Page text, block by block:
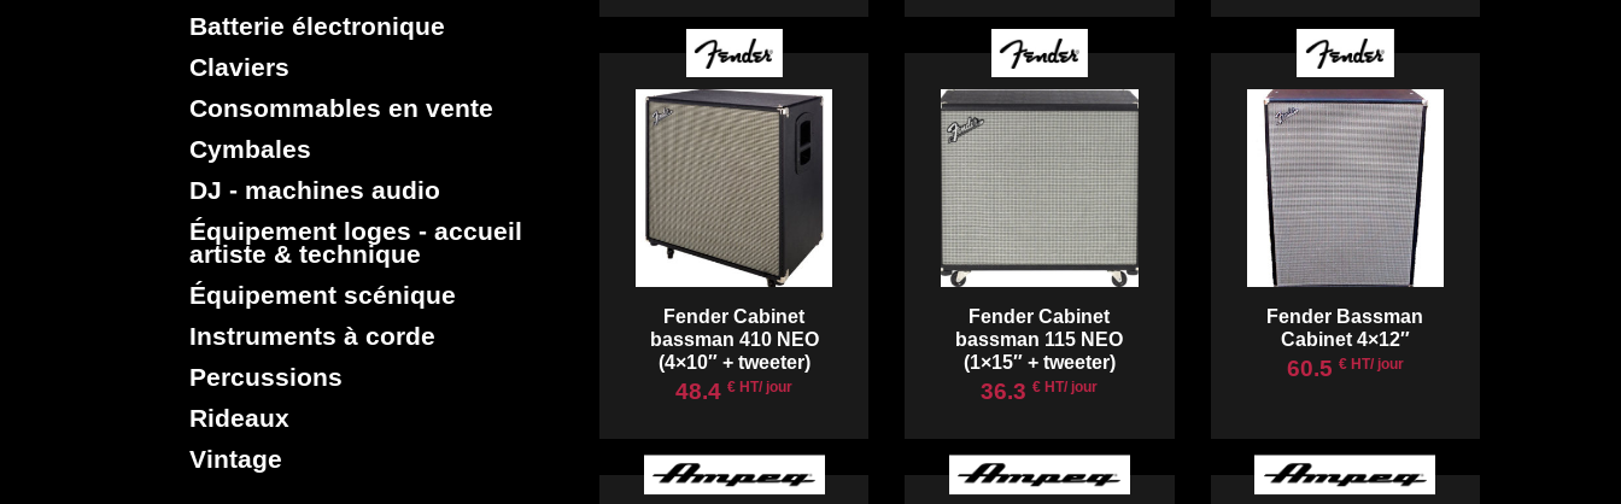
Batterie électronique
Claviers
Consommables en vente
Cymbales
DJ - machines audio
Équipement loges - accueil
artiste & technique
Équipement scénique
Instruments à corde
Percussions
Rideaux
Vintage
Fender Cabinet
bassman 410 NEO
(4×10″ + tweeter)
48.4€ HT/ jour
Fender Cabinet
bassman 115 NEO
(1×15″ + tweeter)
36.3€ HT/ jour
Fender Bassman
Cabinet 4×12″
60.5 € HT/ jour